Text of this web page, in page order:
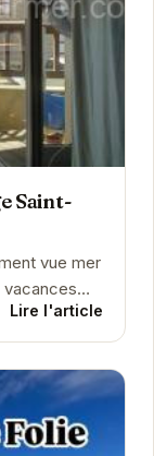
Saint-
vue mer
Lire l'article